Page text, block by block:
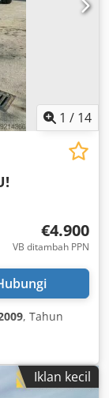
1 / 14
€4.900
VB ditambah PPN
, Tahun
Iklan kecil